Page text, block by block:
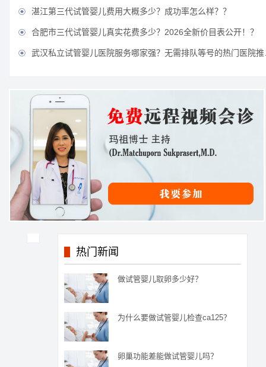
 湛江第三代试管婴儿费用大概多少？成功率怎么样？？
 合肥市三代试管婴儿真实花费多少？2026全新价目表公开！？
 武汉私立试管婴儿医院服务哪家强？无需排队等号的热门医院推荐？
热门新闻
做试管婴儿取卵多少好？
为什么要做试管婴儿检查ca125？
卵巢功能差能做试管婴儿吗？